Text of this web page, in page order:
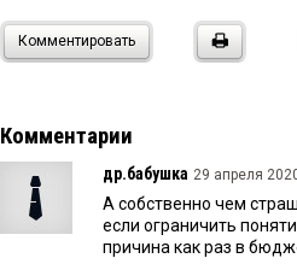
Комментировать
Комментарии
др.бабушка 29 апреля
А собственно чем
если ограничить
причина как раз в